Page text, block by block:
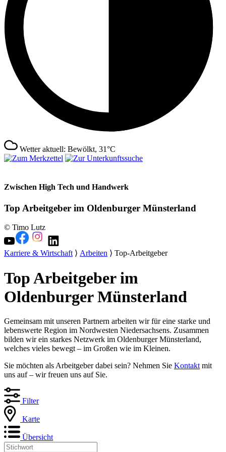
Wetter aktuell: Bewölkt, 31°C
Zwischen High Tech und Handwerk
Top Arbeitgeber im Oldenburger Münsterland
© Timo Lutz
Karriere & Wirtschaft⟩ Arbeiten ⟩ Top-Arbeitgeber
Top Arbeitgeber im
Oldenburger Münsterland
Gemeinsam mit unseren Partnern arbeiten wir für eine starke und
lebenswerte Region im Nordwesten Niedersachsens. Zusammen
bilden wir ein starkes Netzwerk im Oldenburger Münsterland,
welches vieles bewegt – im Großen wie im Kleinen.
Sie möchten als Arbeitgeber dabei sein? Nehmen Sie Kontakt mit
uns auf – wir freuen uns auf Sie.
Filter
Karte
Übersicht